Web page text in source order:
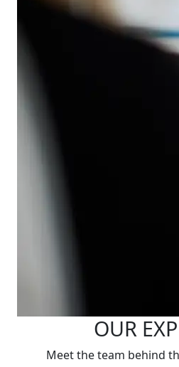
OUR
Meet the team behind